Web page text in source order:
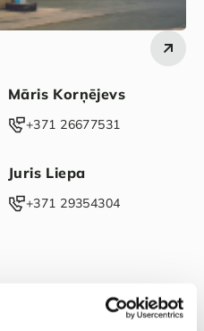
Māris Korņējevs
‭+371 26677531‬
Juris Liepa
‭+371 29354304‬